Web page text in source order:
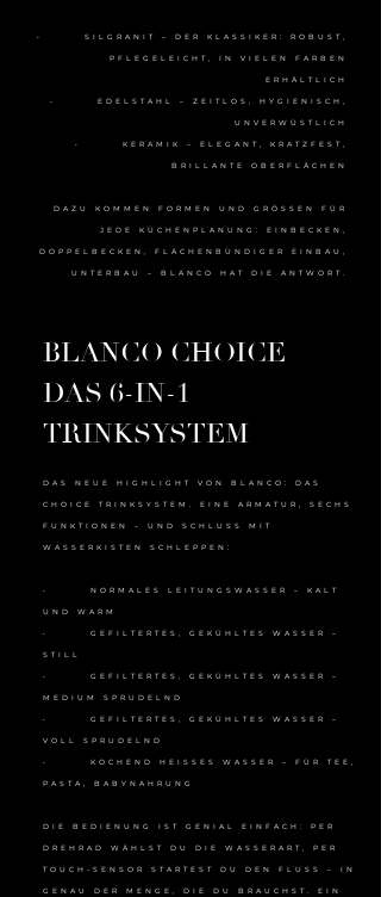
• SILGRANIT – DER KLASSIKER: ROBUST,
PFLEGELEICHT, IN VIELEN FARBEN
ERHÄLTLICH
• EDELSTAHL – ZEITLOS, HYGIENISCH,
UNVERWÜSTLICH
• KERAMIK – ELEGANT, KRATZFEST,
BRILLANTE OBERFLÄCHEN
DAZU KOMMEN FORMEN UND GRÖSSEN FÜR
JEDE KÜCHENPLANUNG: EINBECKEN,
DOPPELBECKEN, FLÄCHENBÜNDIGER EINBAU,
UNTERBAU – BLANCO HAT DIE ANTWORT.
BLANCO CHOICE –
DAS 6-IN-1
TRINKSYSTEM
DAS NEUE HIGHLIGHT VON BLANCO: DAS
CHOICE TRINKSYSTEM. EINE ARMATUR, SECHS
FUNKTIONEN – UND SCHLUSS MIT
WASSERKISTEN SCHLEPPEN:
• NORMALES LEITUNGSWASSER – KALT
UND WARM
• GEFILTERTES, GEKÜHLTES WASSER –
STILL
• GEFILTERTES, GEKÜHLTES WASSER –
MEDIUM SPRUDELND
• GEFILTERTES, GEKÜHLTES WASSER –
VOLL SPRUDELND
• KOCHEND HEISSES WASSER – FÜR TEE,
PASTA, BABYNAHRUNG
DIE BEDIENUNG IST GENIAL EINFACH: PER
DREHRAD WÄHLST DU DIE WASSERART, PER
TOUCH-SENSOR STARTEST DU DEN FLUSS – IN
GENAU DER MENGE, DIE DU BRAUCHST. EIN